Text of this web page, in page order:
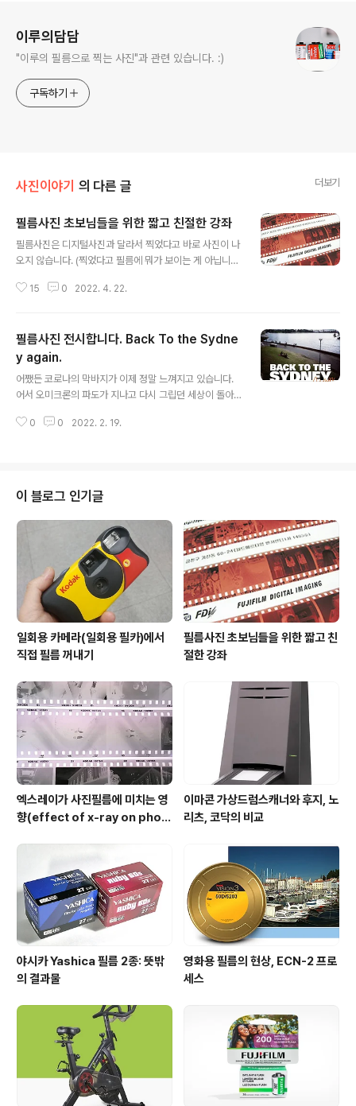
이루의담담
"이루의 필름으로 찍는 사진"과 관련 있습니다. :)
구독하기
사진이야기 의 다른 글 더보기
필름사진 초보님들을 위한 짧고 친절한 강좌
필름사진은 디지털사진과 달라서 찍었다고 바로 사진이 나
오지 않습니다. (찍었다고 필름에 뭐가 보이는 게 아닙니다.
영하셨다면 꼭 현상을 해야만 사진이 나오는데요, 그래도
보았습니다. 필름사진이 처음이거나 초보라 무엇을 어떻게
해야할지 모르시겠다면 천천히 한번 읽어봐주세요. ^^ [요
즘 '인화'했다, 인화한다라고 말씀하시는 분들이 많습니다.
네이버 필카동에 다녀오신 초보분들이 많이들 그러시는데
가 있어서 인화부터 말씀하시는 걸로 짐작합니다. 메뉴좀
15 0 2022. 4. 22.
필름사진 전시합니다. Back To the Sydne
y again.
어쨌든 코로나의 막바지가 이제 정말 느껴지고 있습니다.
어서 오미크론의 파도가 지나고 다시 그립던 세상이 돌아
아왔었고 팬데믹이 어서 끝나기를 기원하며 전시를 갖습니
들은 필름으로 촬영되었습니다. 촬영에는 코닥 Portra 40
0, 후지필름의 Velvia50, Provia100F 이 사용되었습니
다. 스캔을 거쳐 디지털로 작업되었으며 최고의 인화지인
Museo Silver Rag을 이용하였습니다. 필름만의 고유한
매력과 본연의 표현을 위해 노력했습니다. 이루의 사진전
Back T..
0 0 2022. 2. 19.
이 블로그 인기글
일회용 카메라(일회용 필카)에서
직접 필름 꺼내기
필름사진 초보님들을 위한 짧고 친
절한 강좌
엑스레이가 사진필름에 미치는 영
향(effect of x-ray on phot
이마콘 가상드럼스캐너와 후지, 노
리츠, 코닥의 비교
야시카 Yashica 필름 2종: 뜻밖
의 결과물
영화용 필름의 현상, ECN-2 프로
세스